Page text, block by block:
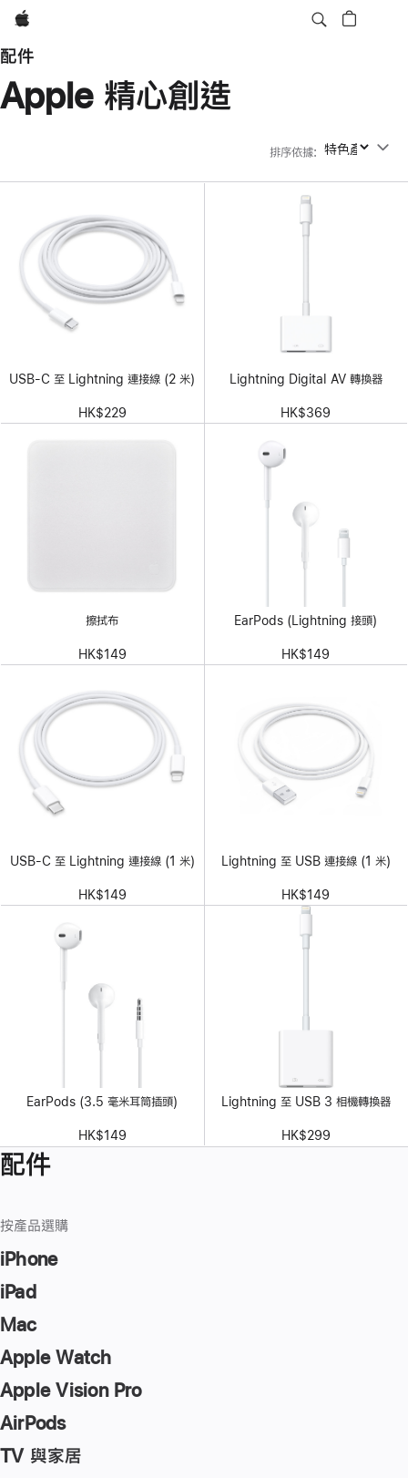
Apple
配件
Apple 精心創造
排序依據: 排序依據
USB-C 至 Lightning 連接線 (2 米)
HK$229
Lightning Digital AV 轉換器
HK$369
擦拭布
HK$149
EarPods (Lightning 接頭)
HK$149
USB-C 至 Lightning 連接線 (1 米)
HK$149
Lightning 至 USB 連接線 (1 米)
HK$149
EarPods (3.5 毫米耳筒插頭)
HK$149
Lightning 至 USB 3 相機轉換器
HK$299
配件
按產品選購
iPhone
iPad
Mac
Apple Watch
Apple Vision Pro
AirPods
TV 與家居